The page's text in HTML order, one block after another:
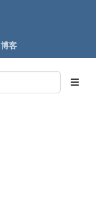
博客